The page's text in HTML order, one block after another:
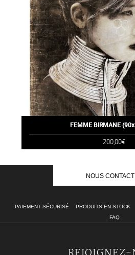
FEMME BIRMANE
200,00€
NOUS
PAIEMENT SÉCURISÉ PRODUITS EN STOCK
FAQ